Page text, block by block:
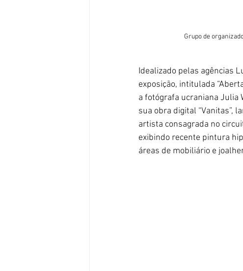
Grupo de
Idealizado pelas agências
exposição, intitulada
a fotógrafa ucraniana Julia
sua obra digital “Vanitas”,
artista consagrada no
exibindo recente pintura
áreas de mobiliário e